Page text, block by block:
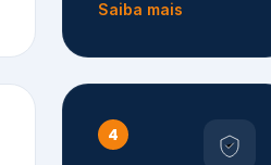
Saiba mais
4